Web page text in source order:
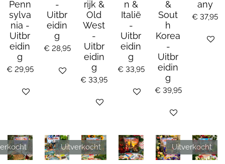
Penn
sylva
nia -
Uitbr
eidin
g
€ 29,95
Bekijk details
-
Uitbr
eidin
g
€ 28,95
Bekijk details
rijk &
Old
West
-
Uitbr
eidin
g
€ 33,95
Bekijk details
n &
Italië
-
Uitbr
eidin
g
€ 33,95
Bekijk details
&
Sout
h
Korea
-
Uitbr
eidin
g
€ 39,95
Bekijk details
any
€ 37,95
Bekijk
Uitverkocht Uitverkocht